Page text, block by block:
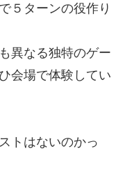
５ターンの役作り
異なる独特のゲー
会場で体験してい
トはないのかっ